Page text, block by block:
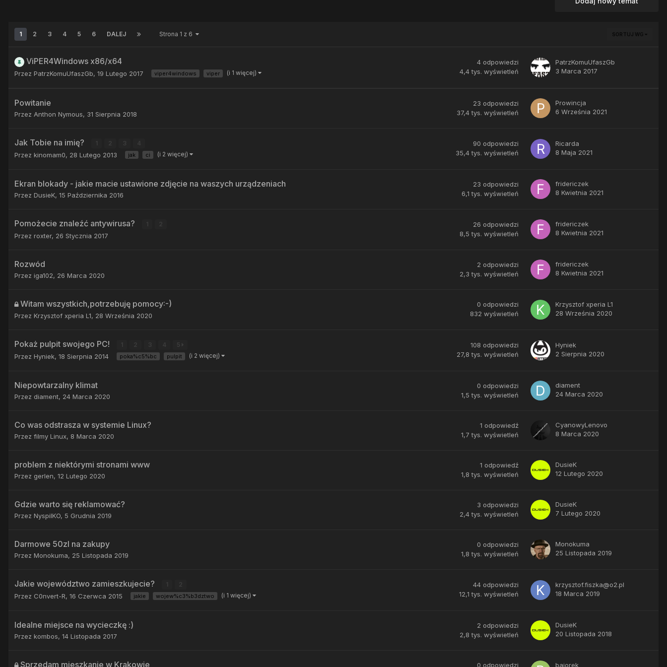
SORTUJ WG
1 2 3 4 5 6 DALEJ Strona 1 z 6
ViPER4Windows x86/x64
Przez PatrzKomuUfaszGb, 19 Lutego 2017 viper4windows viper (i 1 więcej)
4 odpowiedzi
4,4 tys. wyświetleń
PatrzKomuUfaszGb
3 Marca 2017
Powitanie
Przez Anthon Nymous, 31 Sierpnia 2018
23 odpowiedzi
37,4 tys. wyświetleń
Prowincja
6 Września 2021
Jak Tobie na imię?
Przez kinomam0, 28 Lutego 2013 jak ci (i 2 więcej)
90 odpowiedzi
35,4 tys. wyświetleń
Ricarda
8 Maja 2021
Ekran blokady - jakie macie ustawione zdjęcie na waszych urządzeniach
Przez DusieK, 15 Października 2016
23 odpowiedzi
6,1 tys. wyświetleń
fridericzek
8 Kwietnia 2021
Pomożecie znaleźć antywirusa?
Przez roxter, 26 Stycznia 2017
26 odpowiedzi
8,5 tys. wyświetleń
fridericzek
8 Kwietnia 2021
Rozwód
Przez iga102, 26 Marca 2020
2 odpowiedzi
2,3 tys. wyświetleń
fridericzek
8 Kwietnia 2021
Witam wszystkich,potrzebuję pomocy:-)
Przez Krzysztof xperia L1, 28 Września 2020
0 odpowiedzi
832 wyświetleń
Krzysztof xperia L1
28 Września 2020
Pokaż pulpit swojego PC!
Przez Hyniek, 18 Sierpnia 2014 poka%c5%bc pulpit (i 2 więcej)
108 odpowiedzi
27,8 tys. wyświetleń
Hyniek
2 Sierpnia 2020
Niepowtarzalny klimat
Przez diament, 24 Marca 2020
0 odpowiedzi
1,5 tys. wyświetleń
diament
24 Marca 2020
Co was odstrasza w systemie Linux?
Przez filmy Linux, 8 Marca 2020
1 odpowiedź
1,7 tys. wyświetleń
CyanowyLenovo
8 Marca 2020
problem z niektórymi stronami www
Przez gerlen, 12 Lutego 2020
1 odpowiedź
1,8 tys. wyświetleń
DusieK
12 Lutego 2020
Gdzie warto się reklamować?
Przez NyspilKO, 5 Grudnia 2019
3 odpowiedzi
2,4 tys. wyświetleń
DusieK
7 Lutego 2020
Darmowe 50zl na zakupy
Przez Monokuma, 25 Listopada 2019
0 odpowiedzi
1,8 tys. wyświetleń
Monokuma
25 Listopada 2019
Jakie województwo zamieszkujecie?
Przez C0nvert-R, 16 Czerwca 2015 jakie wojew%c3%b3dztwo (i 1 więcej)
44 odpowiedzi
12,1 tys. wyświetleń
krzysztof.fiszka@o2.pl
18 Marca 2019
Idealne miejsce na wycieczkę :)
Przez kombos, 14 Listopada 2017
2 odpowiedzi
2,8 tys. wyświetleń
DusieK
20 Listopada 2018
Sprzedam mieszkanie w Krakowie 0 odpowiedzi
bajorek